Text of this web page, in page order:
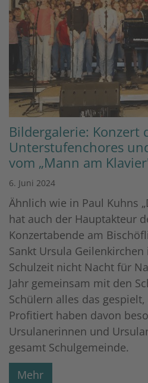
Bildergalerie: Konzert
Unterstufenchores
vom „Mann am
6. Juni 2024
Ähnlich wie in Paul Kuhns
hat auch der Hauptakteur
Konzertabende am
Sankt Ursula
Schulzeit nicht Nacht für
Jahr gemeinsam mit den
Schülern alles das
Profitiert haben davon
Ursulanerinnen und
gesamt Schulgemeinde.
Mehr